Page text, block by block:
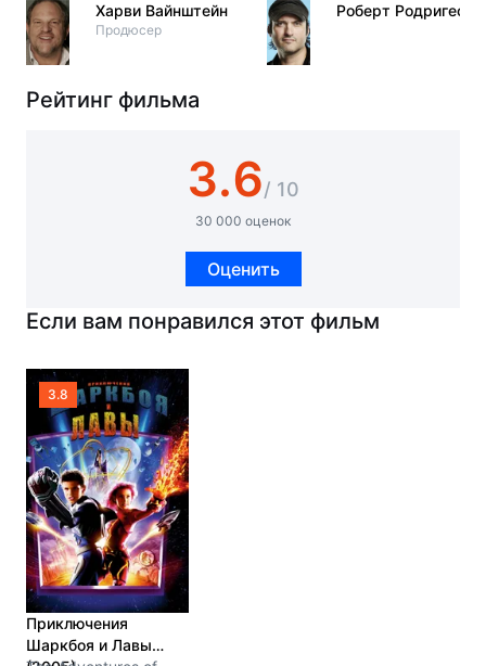
Харви Вайнштейн
Продюсер
Роберт Родригес
Рейтинг фильма
3.6/ 10
30 000 оценок
Оценить
Если вам понравился этот фильм
3.8
Приключения
Шаркбоя и Лавы